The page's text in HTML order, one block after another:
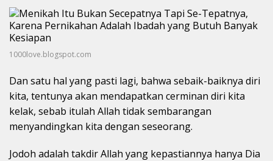
1000love.blogspot.com
Dan satu hal yang pasti lagi, bahwa sebaik-baiknya diri
kita, tentunya akan mendapatkan cerminan diri kita
kelak, sebab itulah Allah tidak sembarangan
menyandingkan kita dengan seseorang.
Jodoh adalah takdir Allah yang kepastiannya hanya Dia